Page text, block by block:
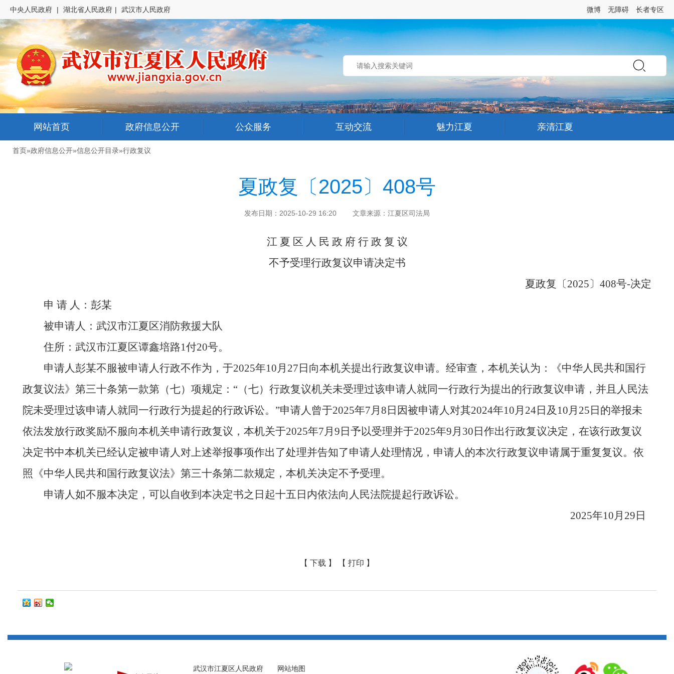
中央人民政府 | 湖北省人民政府 | 武汉市人民政府 微博 无障碍 长者专区
网站首页 政府信息公开 公众服务 互动交流 魅力江夏 亲清江夏
首页»政府信息公开»信息公开目录»行政复议
夏政复〔2025〕408号
发布日期：2025-10-29 16:20 文章来源：江夏区司法局
江 夏 区 人 民 政 府 行 政 复 议
不予受理行政复议申请决定书
夏政复〔2025〕408号-决定
申 请 人：彭某
被申请人：武汉市江夏区消防救援大队
住所：武汉市江夏区谭鑫培路1付20号。
申请人彭某不服被申请人行政不作为，于2025年10月27日向本机关提出行政复议申请。经审查，本机关认为：《中华人民共和国行
政复议法》第三十条第一款第（七）项规定：“（七）行政复议机关未受理过该申请人就同一行政行为提出的行政复议申请，并且人民法
院未受理过该申请人就同一行政行为提起的行政诉讼。”申请人曾于2025年7月8日因被申请人对其2024年10月24日及10月25日的举报未
依法发放行政奖励不服向本机关申请行政复议，本机关于2025年7月9日予以受理并于2025年9月30日作出行政复议决定，在该行政复议
决定书中本机关已经认定被申请人对上述举报事项作出了处理并告知了申请人处理情况，申请人的本次行政复议申请属于重复复议。依
照《中华人民共和国行政复议法》第三十条第二款规定，本机关决定不予受理。
申请人如不服本决定，可以自收到本决定书之日起十五日内依法向人民法院提起行政诉讼。
2025年10月29日
【 下载 】 【 打印 】
武汉市江夏区人民政府 网站地图